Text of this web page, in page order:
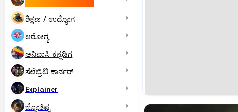
ಶಿಕ್ಷಣ / ಉದ್ಯೋಗ
ಆರೋಗ್ಯ
ಅನಿವಾಸಿ ಕನ್ನಡಿಗ
ಸೆಲೆಬ್ರಿಟಿ ಕಾರ್ನರ್‌
Explainer
ಜ್ಯೋತಿಷ್ಯ